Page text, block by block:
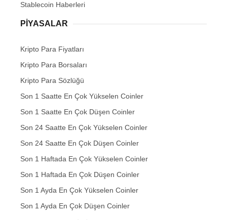
Stablecoin Haberleri
PIYASALAR
Kripto Para Fiyatları
Kripto Para Borsaları
Kripto Para Sözlüğü
Son 1 Saatte En Çok Yükselen Coinler
Son 1 Saatte En Çok Düşen Coinler
Son 24 Saatte En Çok Yükselen Coinler
Son 24 Saatte En Çok Düşen Coinler
Son 1 Haftada En Çok Yükselen Coinler
Son 1 Haftada En Çok Düşen Coinler
Son 1 Ayda En Çok Yükselen Coinler
Son 1 Ayda En Çok Düşen Coinler